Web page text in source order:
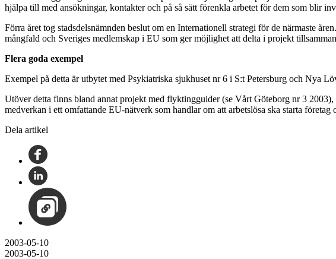
hjälpa till med ansökningar, kontakter och på så sätt förenkla arbetet för dem som blir
Förra året tog stadsdelsnämnden beslut om en Internationell strategi för de närmaste
mångfald och Sveriges medlemskap i EU som ger möjlighet att delta i projekt
Flera goda exempel
Exempel på detta är utbytet med Psykiatriska sjukhuset nr 6 i S:t Petersburg och Nya
Utöver detta finns bland annat projekt med flyktingguider (se Vårt Göteborg nr 3
medverkan i ett omfattande EU-nätverk som handlar om att arbetslösa ska starta
Dela artikel
2003-05-10
2003-05-10